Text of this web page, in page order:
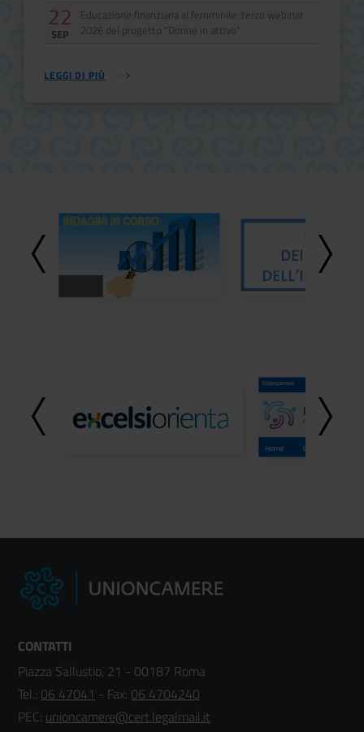
Data Evento
22
SEP
Educazione finanziaria al femminile: terzo webinar
2026 del progetto "Donne in attivo"
LEGGI DI PIÙ
CONTATTI
Piazza Sallustio, 21 - 00187 Roma
Tel.: 06 47041 - Fax: 06 4704240
PEC: unioncamere@cert.legalmail.it